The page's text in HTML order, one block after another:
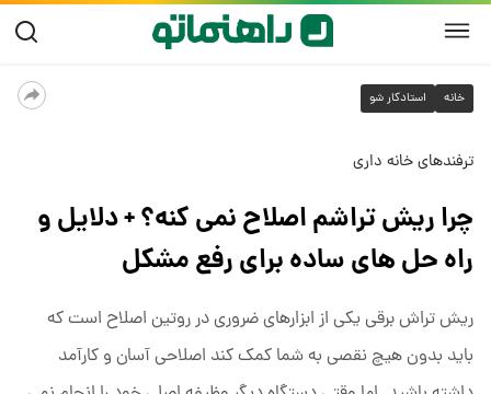
خانه استادکار شو
ترفندهای خانه داری
چرا ریش تراشم اصلاح نمی کنه؟ + دلایل و
راه‌ حل‌ های ساده برای رفع مشکل
ریش‌ تراش برقی یکی از ابزارهای ضروری در روتین اصلاح است که
باید بدون هیچ نقصی به شما کمک کند اصلاحی آسان و کارآمد